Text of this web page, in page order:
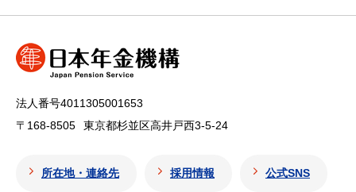
法人番号4011305001653
〒168-8505
東京都杉並区高井戸西3-5-24
所在地・連絡先 採用情報 公式SNS